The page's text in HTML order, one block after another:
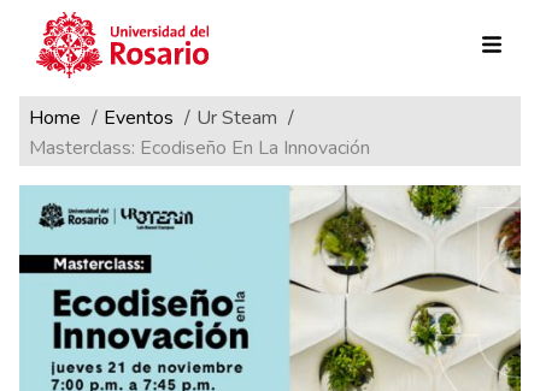
Pasar al contenido principal
Ruta de navegación
Home Eventos
Ur Steam
Masterclass: Ecodiseño En La Innovación